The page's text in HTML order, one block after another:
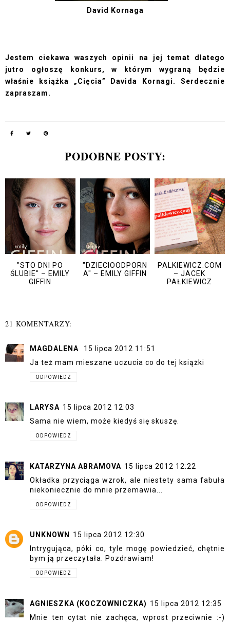
David Kornaga
Jestem ciekawa waszych opinii na jej temat dlatego
jutro ogłoszę konkurs, w którym wygraną będzie
właśnie książka „Cięcia” Davida Kornagi. Serdecznie
zapraszam.
PODOBNE POSTY:
"STO DNI PO
ŚLUBIE" – EMILY
GIFFIN
"DZIECIOODPORN
A" – EMILY GIFFIN
PALKIEWICZ.COM
– JACEK
PAŁKIEWICZ
21 KOMENTARZY:
MAGDALENA
15 lipca 2012 11:51
Ja też mam mieszane uczucia co do tej książki
ODPOWIEDZ
LARYSA 15 lipca 2012 12:03
Sama nie wiem, może kiedyś się skuszę.
ODPOWIEDZ
KATARZYNA ABRAMOVA 15 lipca 2012 12:22
Okładka przyciąga wzrok, ale niestety sama fabuła
niekoniecznie do mnie przemawia...
ODPOWIEDZ
UNKNOWN
15 lipca 2012 12:30
Intrygująca, póki co, tyle mogę powiedzieć, chętnie
bym ją przeczytała. Pozdrawiam!
ODPOWIEDZ
AGNIESZKA (KOCZOWNICZKA) 15 lipca 2012 12:35
Mnie ten cytat nie zachęca, wprost przeciwnie :-)